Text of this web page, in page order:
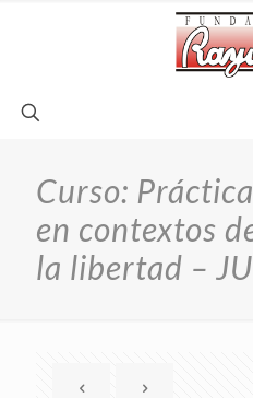
Curso:
en contextos
la libertad –